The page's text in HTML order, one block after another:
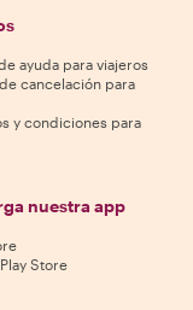
ayuda para viajeros
cancelación para
y condiciones para
nuestra app
Store